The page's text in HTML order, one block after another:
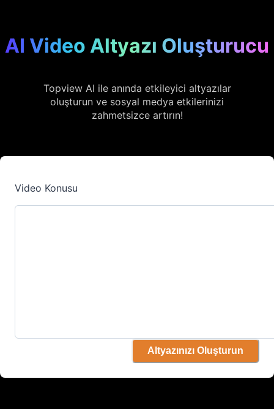
AI Video Altyazı Oluşturucu
Topview AI ile anında etkileyici altyazılar
oluşturun ve sosyal medya etkilerinizi
zahmetsizce artırın!
Video Konusu
Altyazınızı Oluşturun